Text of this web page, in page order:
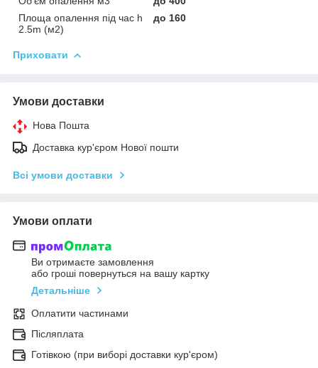
Площа опалення під час h
2.5m (м2)
до 160
Приховати
Умови доставки
Нова Пошта
Доставка кур'єром Нової пошти
Всі умови доставки
Умови оплати
Ви отримаєте замовлення
або гроші повернуться на вашу картку
Детальніше
Оплатити частинами
Післяплата
Готівкою (при виборі доставки кур'єром)